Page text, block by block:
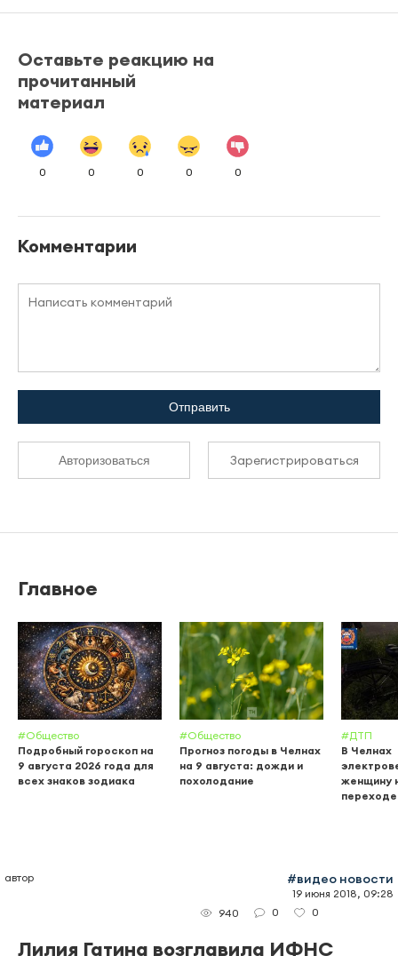
Оставьте реакцию на
прочитанный
материал
0 0 0 0 0
Комментарии
Отправить
Авторизоваться Зарегистрироваться
Главное
#Общество
Подробный гороскоп на
9 августа 2026 года для
всех знаков зодиака
#Общество
Прогноз погоды в Челнах
на 9 августа: дожди и
похолодание
#ДТП
В Челнах
женщину
переходе
автор #видео новости
19 июня 2018, 09:28
940
0 0
Лилия Гатина возглавила ИФНС